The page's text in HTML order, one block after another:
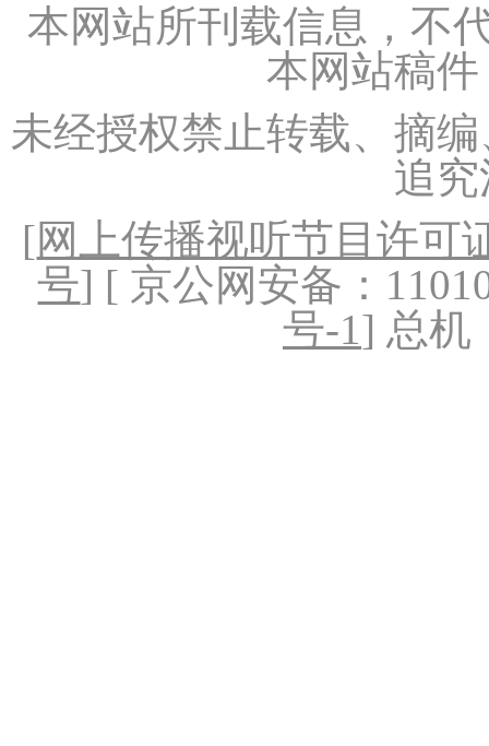
本网站所刊载信息，不
本网站稿
未经授权禁止转载、摘
追
[网上传播视听节目许可
号] [ 京公网安备：
号-1] 总机